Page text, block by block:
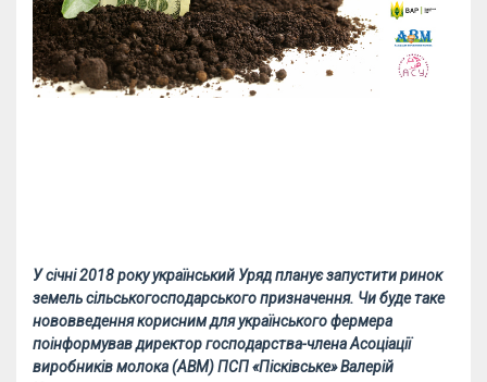
У січні 2018 року український Уряд планує запустити ринок
земель сільськогосподарського призначення. Чи буде таке
нововведення корисним для українського фермера
поінформував директор господарства-члена Асоціації
виробників молока (АВМ)ПСП «Пісківське»Валерій